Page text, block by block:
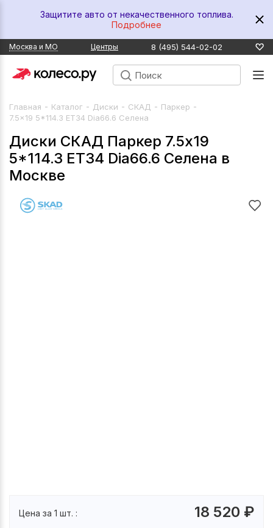
Защитите авто от некачественного топлива.
Подробнее
Москва и МО Центры 8 (495) 544-02-02
Главная - Каталог - Диски - СКАД - Паркер -
7.5x19 5*114.3 ET34 Dia66.6 Селена
Диски СКАД Паркер 7.5x19
5*114.3 ET34 Dia66.6 Селена в
Москве
Цена за 1 шт. : 18 520 ₽